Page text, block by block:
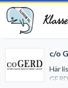
c/o
Här